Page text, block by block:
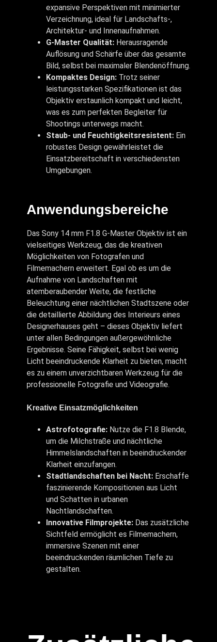
expansive Perspektiven mit minimierter
Verzeichnung, ideal für Landschafts-,
Architektur- und Innenaufnahmen.
G-Master Qualität: Herausragende
Auflösung und Schärfe über das gesamte
Bild, selbst bei maximaler Blendenöffnung.
Kompaktes Design: Trotz seiner
leistungsstarken Spezifikationen ist das
Objektiv erstaunlich kompakt und leicht,
was es zum perfekten Begleiter für
Shootings unterwegs macht.
Staub- und Feuchtigkeitsresistent: Ein
robustes Design gewährleistet die
Einsatzbereitschaft in verschiedensten
Umgebungen.
Anwendungsbereiche
Das Sony 14 mm F1.8 G-Master Objektiv ist ein
vielseitiges Werkzeug, das die kreativen
Möglichkeiten von Fotografen und
Filmemachern erweitert. Egal ob es um die
Aufnahme von Landschaften mit
atemberaubender Weite, die festliche
Beleuchtung einer nächtlichen Stadtszene oder
die detaillierte Abbildung des Interieurs eines
Designerhauses geht – dieses Objektiv liefert
unter allen Bedingungen außergewöhnliche
Ergebnisse. Seine Fähigkeit, selbst bei wenig
Licht beeindruckende Klarheit zu bieten, macht
es zu einem unverzichtbaren Werkzeug für die
professionelle Fotografie und Videografie.
Kreative Einsatzmöglichkeiten
Astrofotografie: Nutze die F1.8 Blende,
um die Milchstraße und nächtliche
Himmelslandschaften in beeindruckender
Klarheit einzufangen.
Stadtlandschaften bei Nacht: Erschaffe
faszinierende Kompositionen aus Licht
und Schatten in urbanen
Nachtlandschaften.
Innovative Filmprojekte: Das zusätzliche
Sichtfeld ermöglicht es Filmemachern,
immersive Szenen mit einer
beeindruckenden räumlichen Tiefe zu
gestalten.